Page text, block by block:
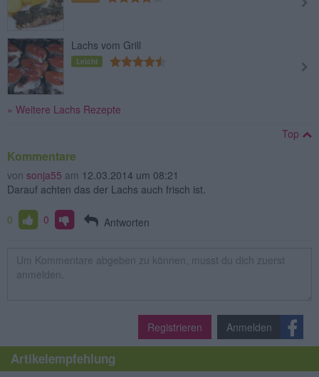
Lachs vom Grill
Leicht
» Weitere Lachs Rezepte
Top
Kommentare
von sonja55 am 12.03.2014 um 08:21
Darauf achten das der Lachs auch frisch ist.
0 0 Antworten
Registrieren Anmelden
Artikelempfehlung